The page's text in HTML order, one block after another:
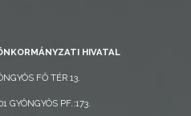
HIVATAL
FŐ TÉR 13.
GYÖNGYÖS PF.:173.